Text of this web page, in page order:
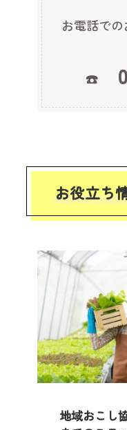
お電話で
☎
お役立ち
地域おこし